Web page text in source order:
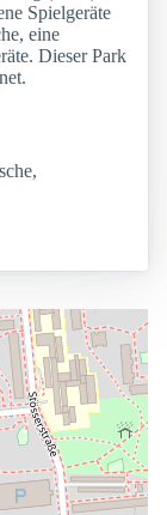
Spielgeräte
eine
Dieser Park